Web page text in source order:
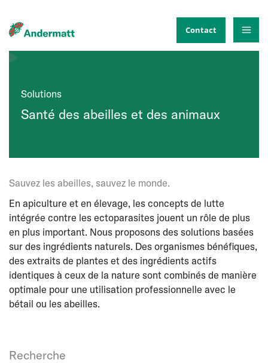
au
Contact
Solutions
Santé des abeilles et des animaux
Sauvez les abeilles, sauvez le monde.
En apiculture et en élevage, les concepts de lutte
intégrée contre les ectoparasites jouent un rôle de plus
en plus important. Nous proposons des solutions basées
sur des ingrédients naturels. Des organismes bénéfiques,
des extraits de plantes et des ingrédients actifs
identiques à ceux de la nature sont combinés de manière
optimale pour une utilisation professionnelle avec le
bétail ou les abeilles.
Recherche